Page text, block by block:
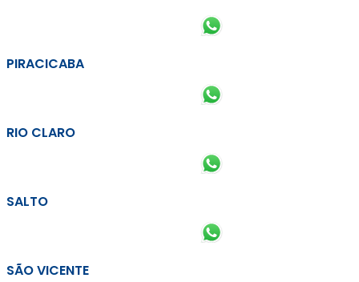
PIRACICABA
RIO CLARO
SALTO
SÃO VICENTE